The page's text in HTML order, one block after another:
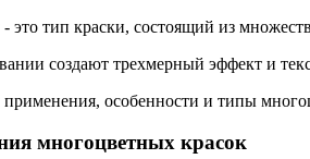
это тип краски, состоящий из
создают трехмерный эффект и
особенности и типы
многоцветных красок